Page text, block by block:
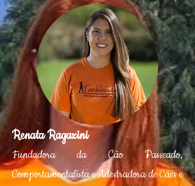
Renata Ragazini
Fundadora da Cão Passeado,
Comportamentalista e Adestradora de Cães e